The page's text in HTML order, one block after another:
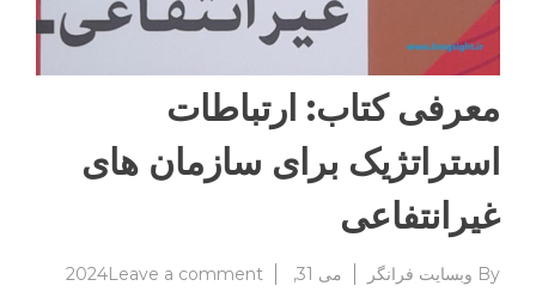
معرفی کتاب: ارتباطات
استراتژیک برای سازمان های
غیرانتفاعی
By وبسایت فرانگر می 31, 2024 Leave a comment
on